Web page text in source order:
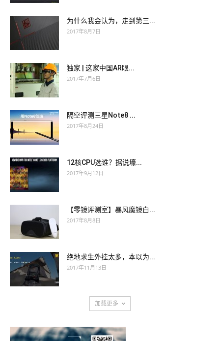
为什么我会认为，走到第三...
2017年8月7日
独家 | 这家中国AR眼...
2017年7月6日
隔空评测三星Note8 ...
2017年8月24日
12核CPU选谁？据说壕...
2017年9月12日
【零镜评测室】暴风魔镜白...
2017年8月8日
绝地求生外挂太多，本以为...
2017年11月13日
加载更多